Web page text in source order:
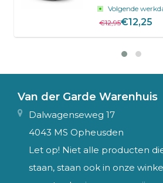
Volgende
€12,95€12,25
Van der Garde Warenhuis
Dalwagenseweg 17
4043 MS Opheusden
Let op! Niet alle producten
staan, staan ook in onze